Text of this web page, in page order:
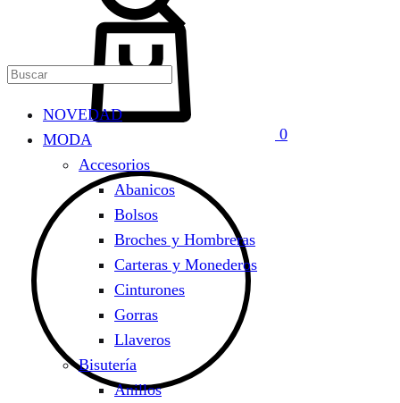
0
NOVEDAD
MODA
Accesorios
Abanicos
Bolsos
Broches y Hombreras
Carteras y Monederos
Cinturones
Gorras
Llaveros
Bisutería
Anillos